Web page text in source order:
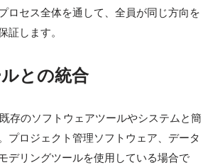
ロセス全体を通して、全員が同じ方向を
証します。
との統合
存のソフトウェアツールやシステムと簡
プロジェクト管理ソフトウェア、データ
デリングツールを使用している場合で